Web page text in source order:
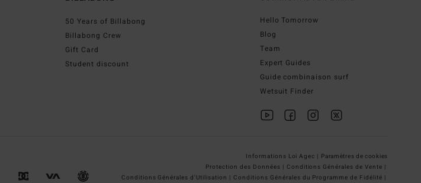
50 Years of Billabong
Billabong Crew
Gift Card
Student discount
Hello Tomorrow
Blog
Team
Expert Guides
Guide combinaison surf
Wetsuit Finder
Informations Loi Agec | Paramètres de cookies
Protection des Données | Conditions Générales de Vente |
Conditions Générales d'Utilisation | Conditions Générales du Programme de Fidélité |